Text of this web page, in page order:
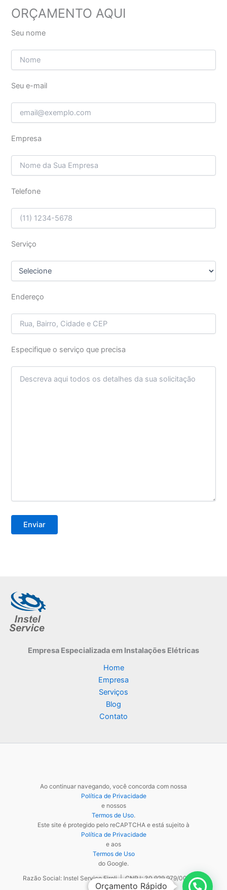
ORÇAMENTO AQUI
Seu nome
Seu e-mail
Empresa
Telefone
Serviço
Endereço
Especifique o serviço que precisa
Empresa Especializadaem Instalações Elétricas
Home
Empresa
Serviços
Blog
Contato
Ao continuar navegando, você concorda com nossa
Política de Privacidade
e nossos
Termos de Uso.
Este site é protegido pelo reCAPTCHA e está sujeito à
Política de Privacidade
e aos
Termos de Uso
do Google.
Razão Social: Instel Service Eireli | CNPJ: 30.929.979/0001-48
Orçamento Rápido